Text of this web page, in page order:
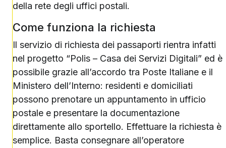
della rete degli uffici postali.
Come funziona la richiesta
Il servizio di richiesta dei passaporti rientra infatti
nel progetto “Polis – Casa dei Servizi Digitali” ed è
possibile grazie all’accordo tra Poste Italiane e il
Ministero dell’Interno: residenti e domiciliati
possono prenotare un appuntamento in ufficio
postale e presentare la documentazione
direttamente allo sportello. Effettuare la richiesta è
semplice. Basta consegnare all’operatore